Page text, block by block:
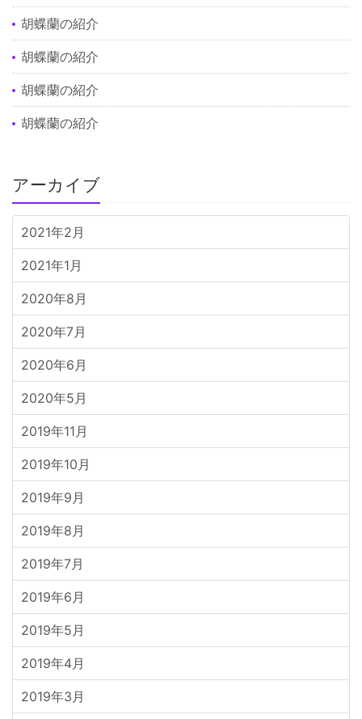
胡蝶蘭の紹介
胡蝶蘭の紹介
胡蝶蘭の紹介
胡蝶蘭の紹介
アーカイブ
2021年2月
2021年1月
2020年8月
2020年7月
2020年6月
2020年5月
2019年11月
2019年10月
2019年9月
2019年8月
2019年7月
2019年6月
2019年5月
2019年4月
2019年3月